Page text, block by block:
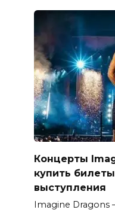
Концерты
купить
выступления
Imagine Dragons